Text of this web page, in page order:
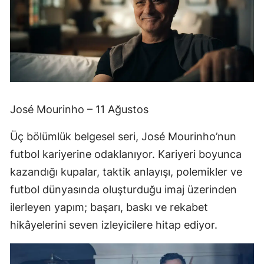
José Mourinho – 11 Ağustos
Üç bölümlük belgesel seri, José Mourinho’nun
futbol kariyerine odaklanıyor. Kariyeri boyunca
kazandığı kupalar, taktik anlayışı, polemikler ve
futbol dünyasında oluşturduğu imaj üzerinden
ilerleyen yapım; başarı, baskı ve rekabet
hikâyelerini seven izleyicilere hitap ediyor.